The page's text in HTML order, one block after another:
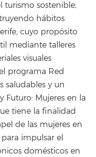
turismo sostenible;
hábitos
cuyo propósito
mediante talleres
visuales
programa Red
saludables y un
Futuro: Mujeres en la
tiene la finalidad
de las mujeres en
para impulsar el
domésticos en